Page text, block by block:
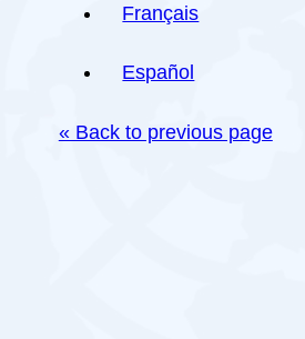
Français
Español
« Back to previous page